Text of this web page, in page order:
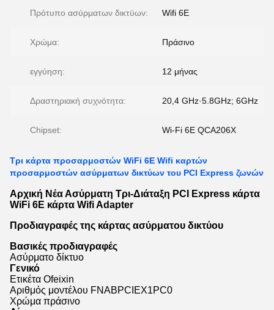
Πρότυπο ασύρματων δικτύων: Wifi 6E
Χρώμα: Πράσινο
εγγύηση: 12 μήνας
Δραστηριακή συχνότητα: 20,4 GHz·5.8GHz; 6GHz
Chipset: Wi-Fi 6E QCA206X
Τρι κάρτα προσαρμοστών WiFi 6E Wifi καρτών
προσαρμοστών ασύρματων δικτύων του PCI Express ζωνών
Αρχική Νέα Ασύρματη Τρι-Διάταξη PCI Express κάρτα
WiFi 6E κάρτα Wifi Adapter
Προδιαγραφές της κάρτας ασύρματου δικτύου
Βασικές προδιαγραφές
Ασύρματο δίκτυο
Γενικό
Ετικέτα Ofeixin
Αριθμός μοντέλου FNABPCIEX1PC0
Χρώμα πράσινο